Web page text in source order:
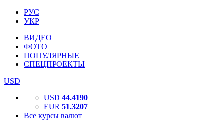
РУС
УКР
ВИДЕО
ФОТО
ПОПУЛЯРНЫЕ
СПЕЦПРОЕКТЫ
USD
USD 44.4190
EUR 51.3207
Все курсы валют